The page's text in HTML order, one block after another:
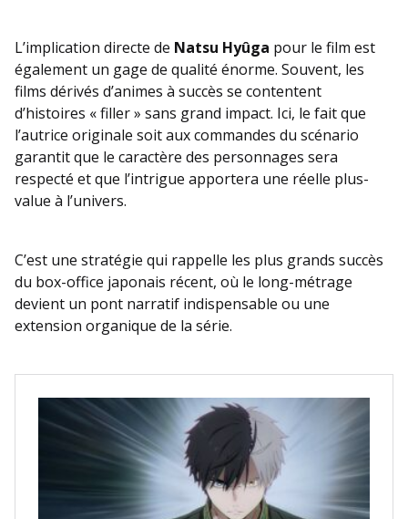
L’implication directe de Natsu Hyûga pour le film est
également un gage de qualité énorme. Souvent, les
films dérivés d’animes à succès se contentent
d’histoires « filler » sans grand impact. Ici, le fait que
l’autrice originale soit aux commandes du scénario
garantit que le caractère des personnages sera
respecté et que l’intrigue apportera une réelle plus-
value à l’univers.
C’est une stratégie qui rappelle les plus grands succès
du box-office japonais récent, où le long-métrage
devient un pont narratif indispensable ou une
extension organique de la série.